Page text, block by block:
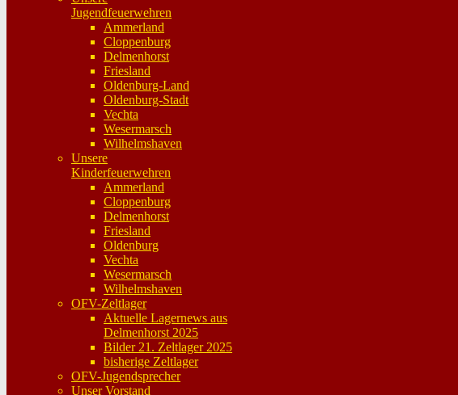
Jugendfeuerwehren
Ammerland
Cloppenburg
Delmenhorst
Friesland
Oldenburg-Land
Oldenburg-Stadt
Vechta
Wesermarsch
Wilhelmshaven
Unsere
Kinderfeuerwehren
Ammerland
Cloppenburg
Delmenhorst
Friesland
Oldenburg
Vechta
Wesermarsch
Wilhelmshaven
OFV-Zeltlager
Aktuelle Lagernews aus
Delmenhorst 2025
Bilder 21. Zeltlager 2025
bisherige Zeltlager
OFV-Jugendsprecher
Unser Vorstand